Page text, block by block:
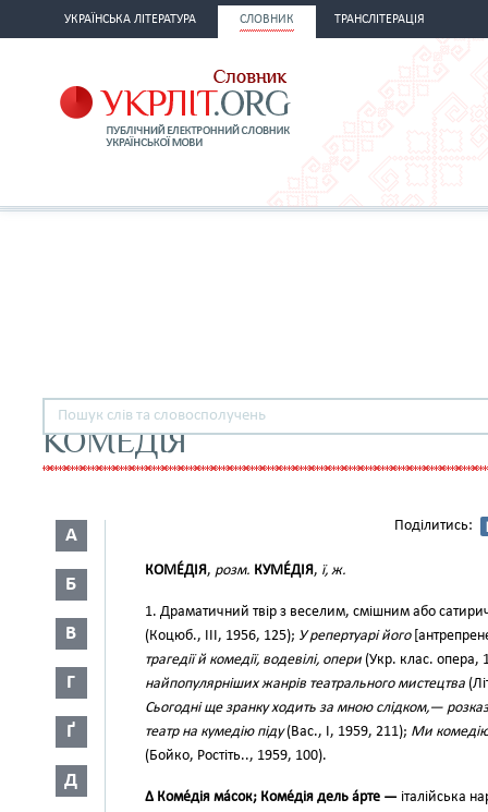
УКРАЇНСЬКА ЛІТЕРАТУРА СЛОВНИК ТРАНСЛІТЕРАЦІЯ
КОМЕДІЯ
А
Б
В
Г
Ґ
Д
Поділитись:
КОМЕ́ДІЯ, розм. КУМЕ́ДІЯ, ї, ж.
1. Драматичний твір з веселим, смішним або
(Коцюб., III, 1956, 125); У репертуарі його
трагедії й комедії, водевілі, опери (Укр. клас. опера,
найпопулярніших жанрів театрального мистецтва
Сьогодні ще зранку ходить за мною слідком,—
театр на кумедію піду(Вас., І, 1959, 211); Ми
(Бойко, Ростіть.., 1959, 100).
∆ Коме́дія ма́сок; Коме́дія дель а́рте — італійська